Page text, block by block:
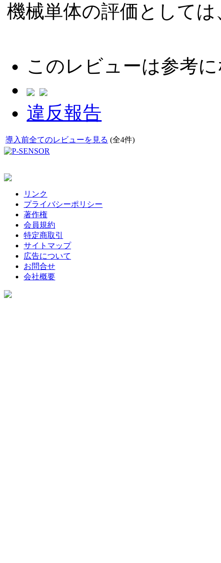
機械単体の評価として
このレビューは参考
違反報告
導入前全てのレビューを見る (全4件)
リンク
プライバシーポリシー
著作権
会員規約
特定商取引
サイトマップ
広告について
お問合せ
会社概要